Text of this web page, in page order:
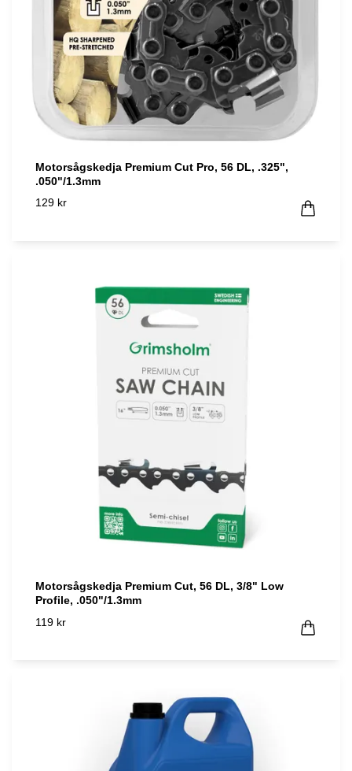
Motorsågskedja Premium Cut Pro, 56 DL, .325",
.050"/1.3mm
129 kr
Motorsågskedja Premium Cut, 56 DL, 3/8" Low
Profile, .050"/1.3mm
119 kr